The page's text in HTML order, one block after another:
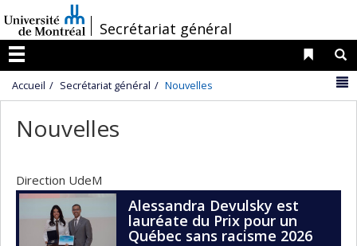
au
contenu
/
Secrétariat général
Menu
Liens
Accueil Secrétariat général Nouvelles
Nouvelles
Direction UdeM
Alessandra Devulsky est
lauréate du Prix pour un
Québec sans racisme 2026